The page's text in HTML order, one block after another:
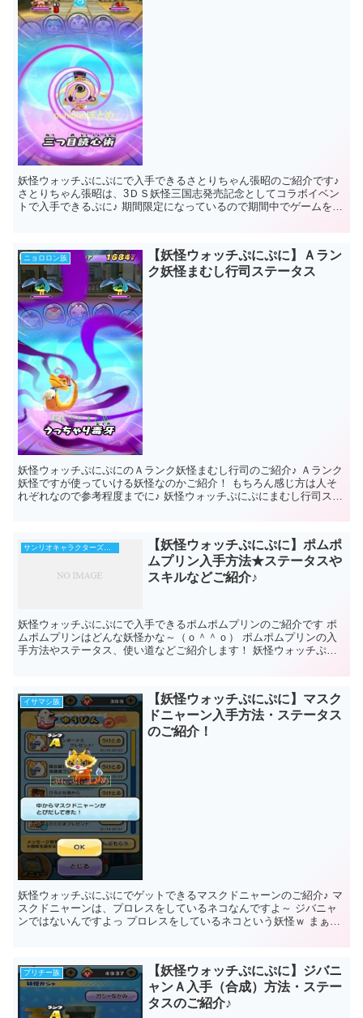
妖怪ウォッチぷにぷにで入手できるさとりちゃん張昭のご紹介です♪
さとりちゃん張昭は、3ＤＳ妖怪三国志発売記念としてコラボイベン
トで入手できるぷに♪ 期間限定になっているので期間中でゲームをプ
ニョロロン族
【妖怪ウォッチぷにぷに】Ａラン
ク妖怪まむし行司ステータス
妖怪ウォッチぷにぷにのＡランク妖怪まむし行司のご紹介♪ Ａランク
妖怪ですが使っていける妖怪なのかご紹介！ もちろん感じ方は人そ
れぞれなので参考程度までに♪ 妖怪ウォッチぷにぷにまむし行司ステ
サンリオキャラクターズコラボ第2弾
【妖怪ウォッチぷにぷに】ポムポ
ムプリン入手方法★ステータスや
スキルなどご紹介♪
妖怪ウォッチぷにぷにで入手できるポムポムプリンのご紹介です ポ
ムポムプリンはどんな妖怪かな～（ｏ＾＾ｏ） ポムポムプリンの入
手方法やステータス、使い道などご紹介します！ 妖怪ウォッチぷに
イサマシ族
【妖怪ウォッチぷにぷに】マスク
ドニャーン入手方法・ステータス
のご紹介！
妖怪ウォッチぷにぷにでゲットできるマスクドニャーンのご紹介♪ マ
スクドニャーンは、プロレスをしているネコなんですよ～ ジバニャ
ンではないんですよっ プロレスをしているネコという妖怪ｗ まぁど
プリチー族
【妖怪ウォッチぷにぷに】ジバニ
ャンＡ入手（合成）方法・ステー
タスのご紹介♪